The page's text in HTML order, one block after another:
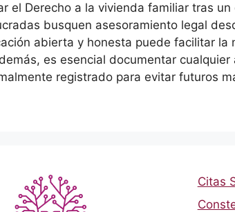
el Derecho a la vivienda familiar tras
busquen asesoramiento legal
abierta y honesta puede facilitar la
es esencial documentar
registrado para evitar futuros
Citas